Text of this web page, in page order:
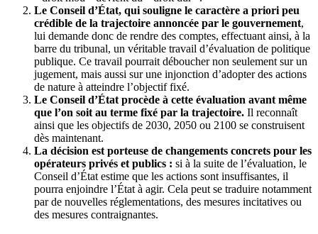
Le Conseil d’État, qui souligne le caractère a priori peu
crédible de la trajectoire annoncée par le gouvernement,
lui demande donc de rendre des comptes, effectuant ainsi, à la
barre du tribunal, un véritable travail d’évaluation de politique
publique. Ce travail pourrait déboucher non seulement sur un
jugement, mais aussi sur une injonction d’adopter des actions
de nature à atteindre l’objectif fixé.
Le Conseil d’État procède à cette évaluation avant même
que l’on soit au terme fixé par la trajectoire. Il reconnaît
ainsi que les objectifs de 2030, 2050 ou 2100 se construisent
dès maintenant.
La décision est porteuse de changements concrets pour les
opérateurs privés et publics : si à la suite de l’évaluation, le
Conseil d’État estime que les actions sont insuffisantes, il
pourra enjoindre l’État à agir. Cela peut se traduire notamment
par de nouvelles réglementations, des mesures incitatives ou
des mesures contraignantes.